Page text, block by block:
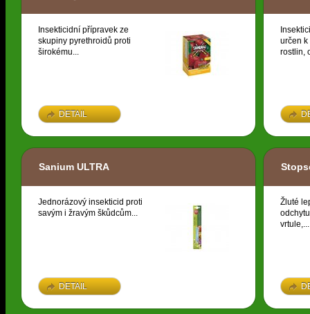
Insekticidní přípravek ze
skupiny pyrethroidů proti
širokému...
DETAIL
určen k
rostlin,
Sanium ULTRA
Jednorázový insekticid proti
savým i žravým škůdcům...
DETAIL
Žluté
vrtule,...